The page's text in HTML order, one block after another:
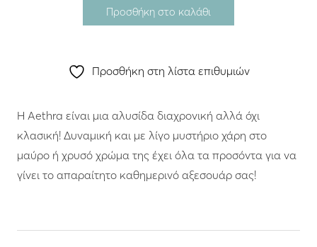
Προσθήκη στο καλάθι
Προσθήκη στη λίστα επιθυμιών
Η Aethra είναι μια αλυσίδα διαχρονική αλλά όχι
κλασική! Δυναμική και με λίγο μυστήριο χάρη στο
μαύρο ή χρυσό χρώμα της έχει όλα τα προσόντα για να